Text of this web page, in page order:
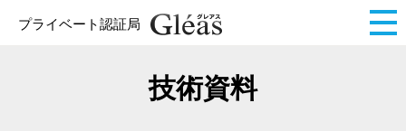
プライベート認証局
技術資料